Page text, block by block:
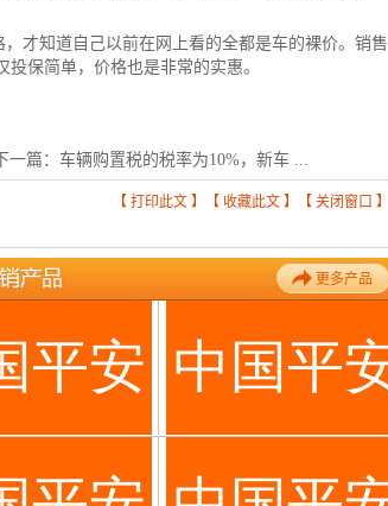
才知道自己以前在网上看的全都是车的裸价。销售
投保简单，价格也是非常的实惠。
一篇： 车辆购置税的税率为10%，新车 ...
【 打印此文 】【 收藏此文 】【 关闭窗口 】